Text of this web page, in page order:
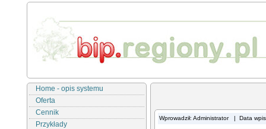
Home - opis systemu
Oferta
Cennik
Przykłady
Wprowadził: Administrator | Data